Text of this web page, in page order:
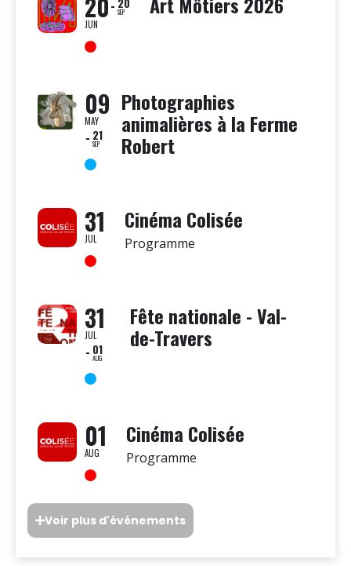
JUN
SEP
09
MAY
21
SEP
Photographies
animalières à la Ferme
Robert
31
JUL
Cinéma Colisée
Programme
31
JUL
01
AUG
Fête nationale - Val-
de-Travers
01
AUG
Cinéma Colisée
Programme
Voir plus d'événements